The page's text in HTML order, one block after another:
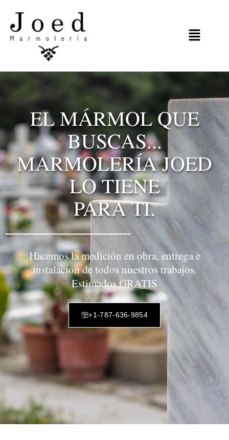
EL MÁRMOL QUE
BUSCAS...
MARMOLERÍA JOED
LO TIENE
PARA TI.
Hacemos la medición en obra, entrega e
instalación de todos nuestros trabajos.
Estimados GRATIS
+1-787-636-9854